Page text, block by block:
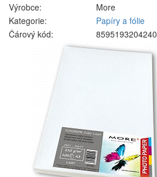
Výrobce:
More
Kategorie:
Papíry a fólie
Čárový kód:
8595193204240